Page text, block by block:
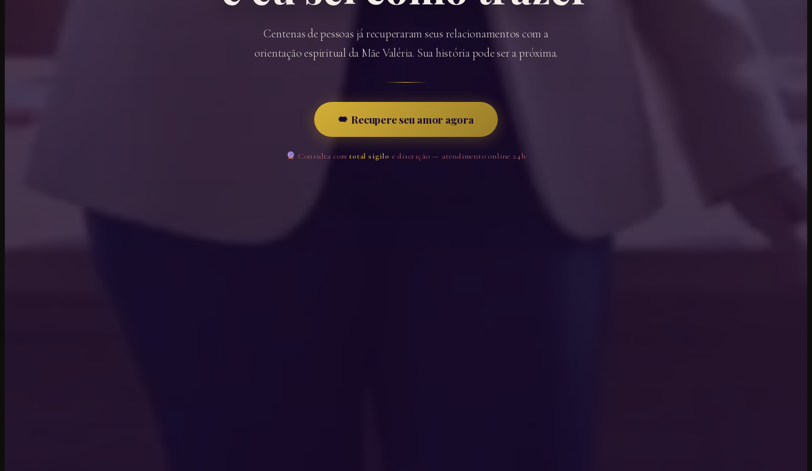
Centenas de pessoas já recuperaram seus relacionamentos com a
orientação espiritual da Mãe Valéria. Sua história pode ser a próxima.
Recupere seu amor agora
Consulta comtotal sigilo e discrição — atendimento online 24h